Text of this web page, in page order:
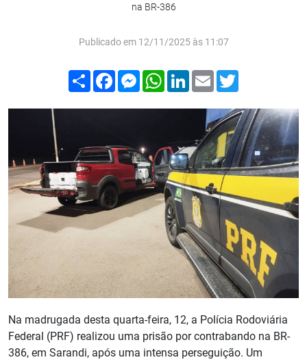
na BR-386
Publicado em 12/11/2025 às 11:07
Compartilhar
FacebookMessenger
WhatsApp
LinkedIn
Email
Na madrugada desta quarta-feira, 12, a Polícia Rodoviária
Federal (PRF) realizou uma prisão por contrabando na BR-
386, em Sarandi, após uma intensa perseguição. Um